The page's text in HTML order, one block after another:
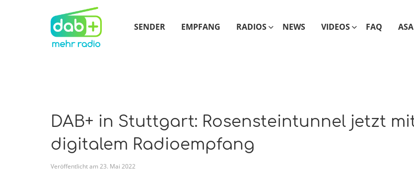
SENDER EMPFANG RADIOS NEWS VIDEOS FAQ ASA
DAB+ in Stuttgart: Rosensteintunnel jetzt
digitalem Radioempfang
Veröffentlicht am 23. Mai 2022